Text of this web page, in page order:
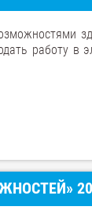
работу в